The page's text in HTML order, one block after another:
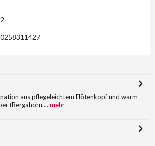
aus pflegeleichtem Flötenkopf und warm
(Bergahorn,... mehr